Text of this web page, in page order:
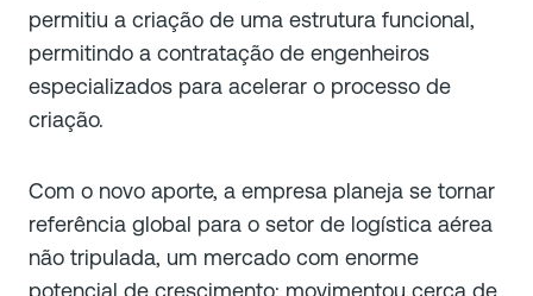
permitiu a criação de uma estrutura funcional,
permitindo a contratação de engenheiros
especializados para acelerar o processo de
criação.
Com o novo aporte, a empresa planeja se tornar
referência global para o setor de logística aérea
não tripulada, um mercado com enorme
potencial de crescimento: movimentou cerca de